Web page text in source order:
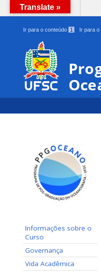
BRASIL
Ir para o conteúdo 1 Ir para o
Informações sobre o
Curso
Governança
Vida Acadêmica
Translate »